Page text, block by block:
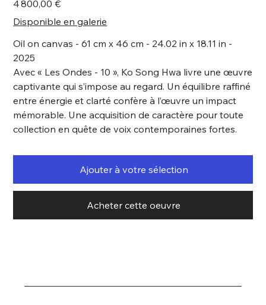
4 800,00 €
Disponible en galerie
Oil on canvas - 61 cm x 46 cm - 24.02 in x 18.11 in -
2025
Avec « Les Ondes - 10 », Ko Song Hwa livre une œuvre
captivante qui s’impose au regard. Un équilibre raffiné
entre énergie et clarté confère à l’œuvre un impact
mémorable. Une acquisition de caractère pour toute
collection en quête de voix contemporaines fortes.
Ajouter à votre sélection
Acheter cette oeuvre